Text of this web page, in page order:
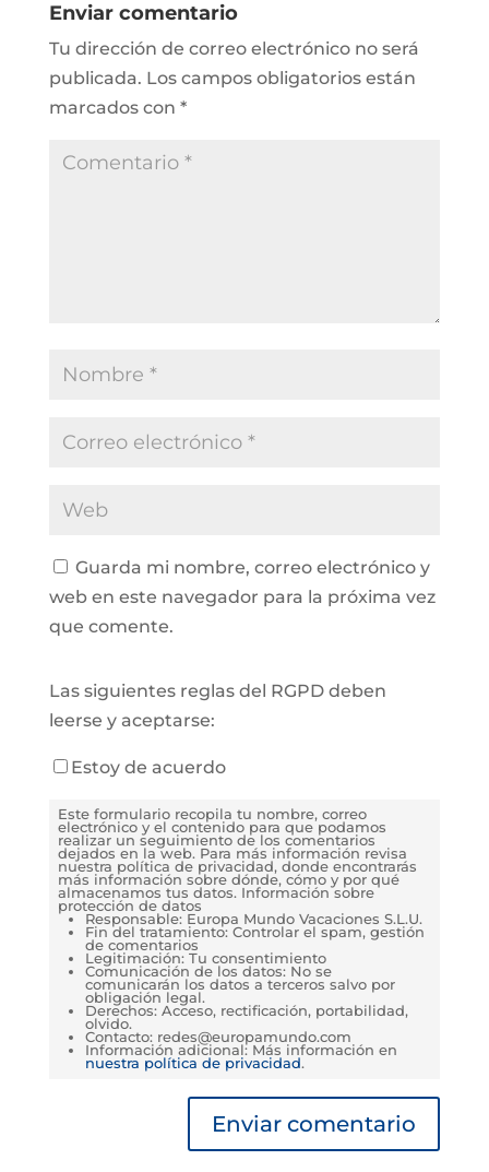
Enviar comentario
Tu dirección de correo electrónico no será
publicada. Los campos obligatorios están
marcados con *
Guarda mi nombre, correo electrónico y
web en este navegador para la próxima vez
que comente.
Las siguientes reglas del RGPD deben
leerse y aceptarse:
Estoy de acuerdo
Este formulario recopila tu nombre, correo
electrónico y el contenido para que podamos
realizar un seguimiento de los comentarios
dejados en la web. Para más información revisa
nuestra política de privacidad, donde encontrarás
más información sobre dónde, cómo y por qué
almacenamos tus datos. Información sobre
protección de datos
Responsable: Europa Mundo Vacaciones S.L.U.
Fin del tratamiento: Controlar el spam, gestión
de comentarios
Legitimación: Tu consentimiento
Comunicación de los datos: No se
comunicarán los datos a terceros salvo por
obligación legal.
Derechos: Acceso, rectificación, portabilidad,
olvido.
Contacto: redes@europamundo.com
Información adicional: Más información en
nuestra política de privacidad.